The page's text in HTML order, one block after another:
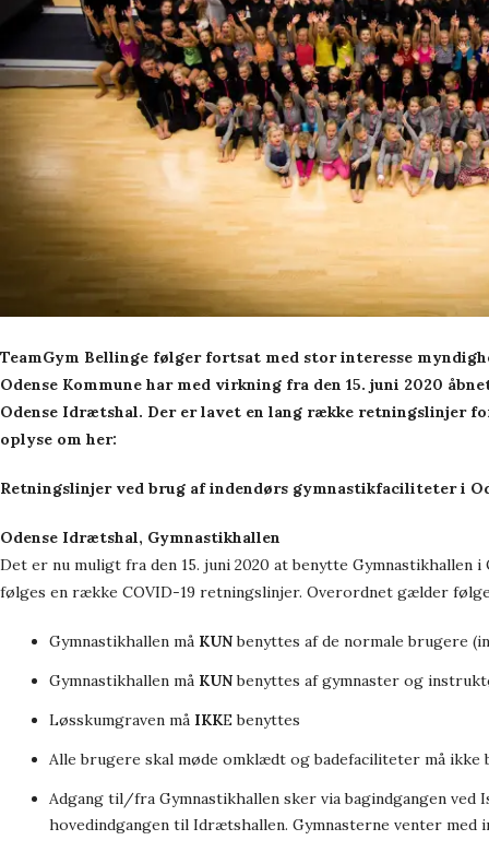
TeamGym Bellinge følger fortsat med stor interesse
Odense Kommune har med virkning fra den 15. juni 2020
Odense Idrætshal. Der er lavet en lang række retningslinjer
oplyse om her:
Retningslinjer ved brug af indendørs gymnastikfaciliteter i
Odense Idrætshal, Gymnastikhallen
Det er nu muligt fra den 15. juni 2020 at benytte Gymnastikhallen
følges en række COVID-19 retningslinjer. Overordnet gælder
Gymnastikhallen må KUNbenyttes af de normale brugere
Gymnastikhallen må KUNbenyttes af gymnaster og
Løsskumgraven må IKKE benyttes
Alle brugere skal møde omklædt og badefaciliteter må ikke
Adgang til/fra Gymnastikhallen sker via bagindgangen ved
hovedindgangen til Idrætshallen. Gymnasterne venter med